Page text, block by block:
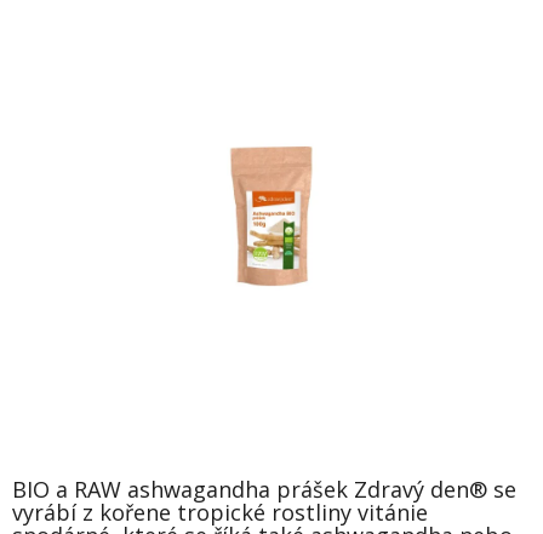
BIO a RAW ashwagandha prášek Zdravý den® se
vyrábí z kořene tropické rostliny vitánie